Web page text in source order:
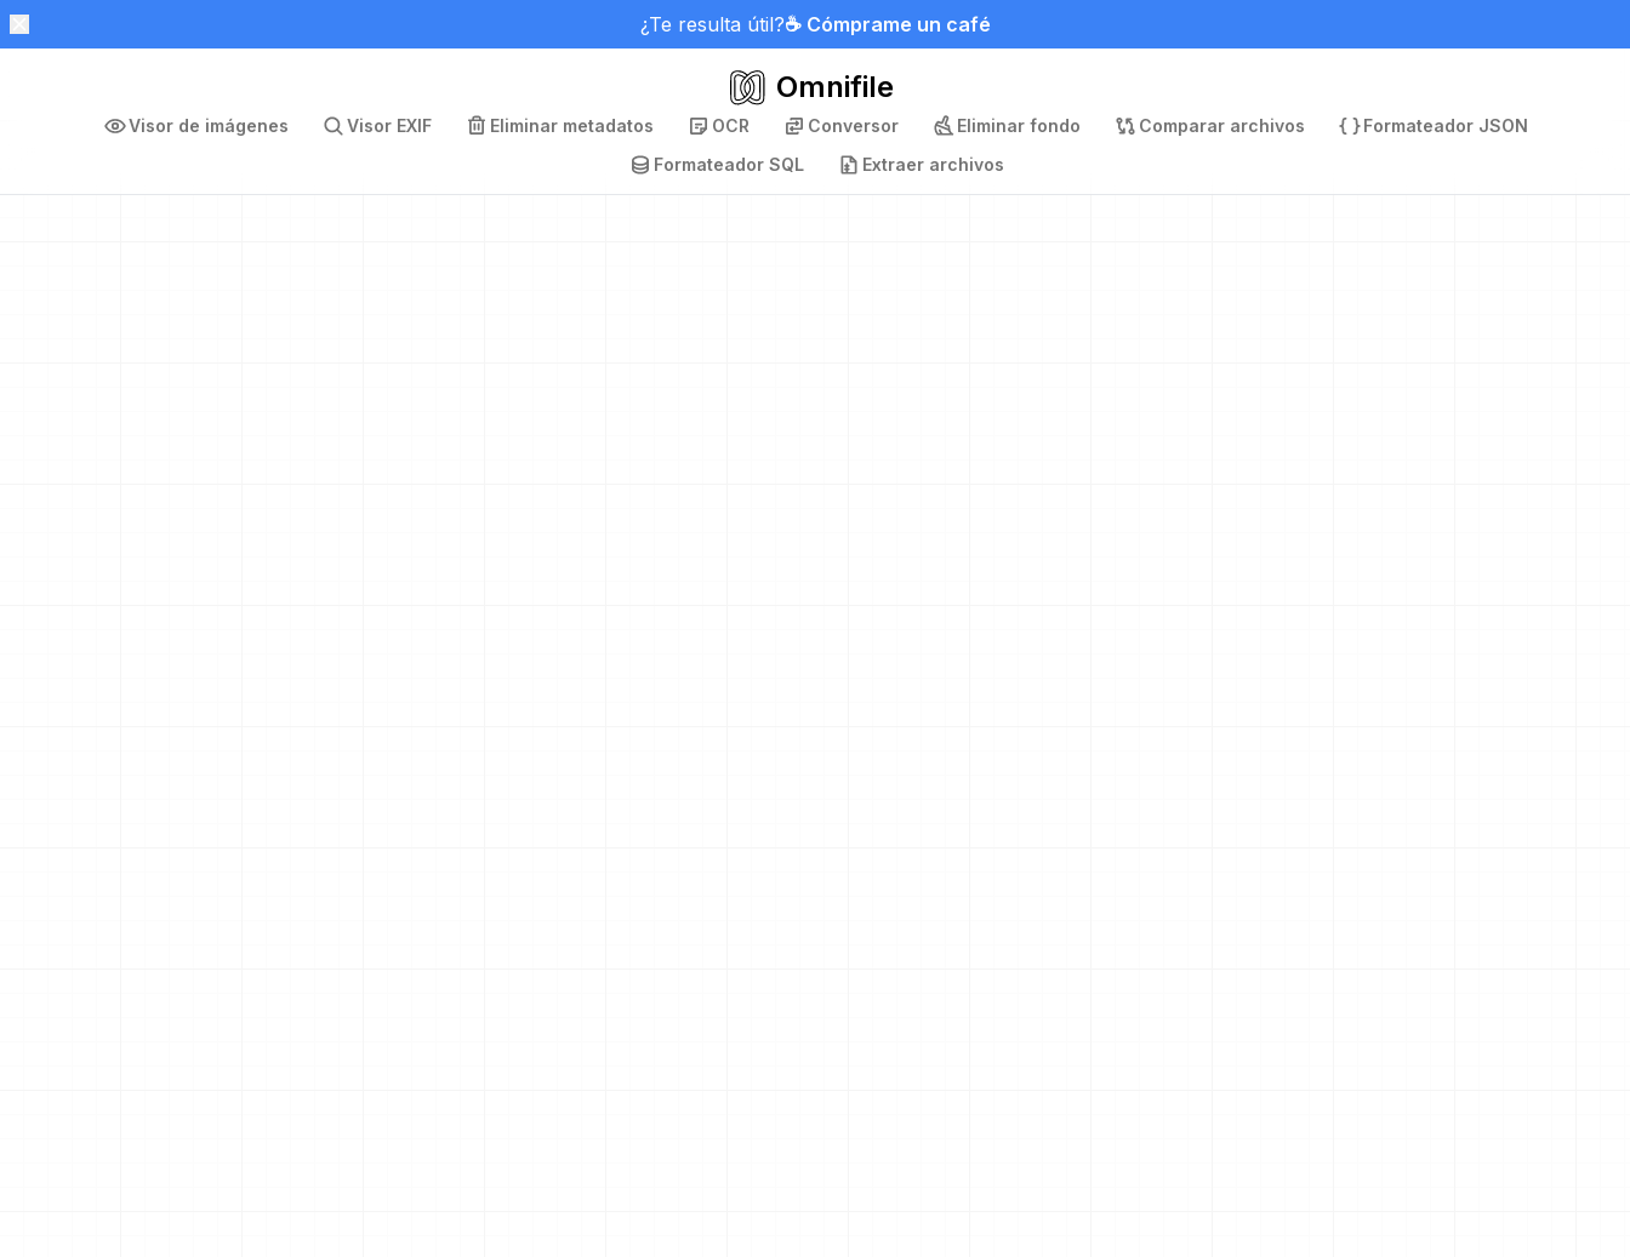
¿Te resulta útil?☕ Cómprame un café
Omnifile
Visor de imágenes Visor EXIF Eliminar metadatos OCR Conversor Eliminar fondo Comparar archivos
Formateador JSON
Formateador SQL
Extraer archivos